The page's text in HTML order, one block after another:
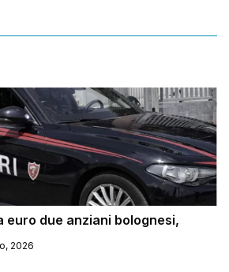
euro due anziani bolognesi,
2026